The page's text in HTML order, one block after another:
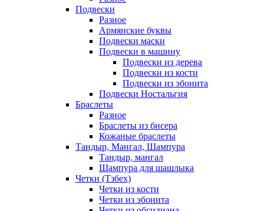
Подвески
Разное
Армянские буквы
Подвески маски
Подвески в машину
Подвески из дерева
Подвески из кости
Подвески из эбонита
Подвески Ностальгия
Браслеты
Разное
Браслеты из бисера
Кожаные браслеты
Тандыр, Мангал, Шампура
Тандыр, мангал
Шампура для шашлыка
Четки (Тзбех)
Четки из кости
Четки из эбонита